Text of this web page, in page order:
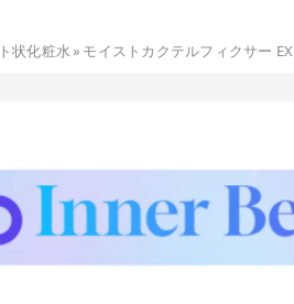
状化粧水» モイストカクテルフィクサー EX